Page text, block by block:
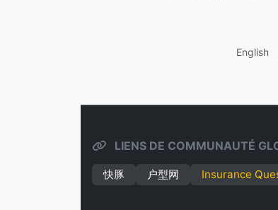
English
LIENS DE COMMUNAUTÉ
快豚 户型网 Insurance